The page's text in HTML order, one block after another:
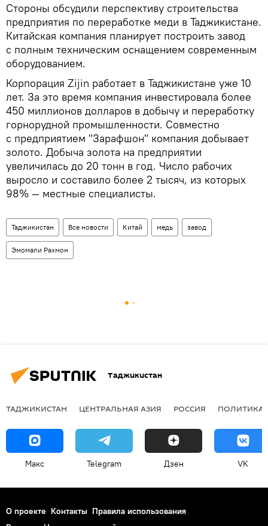
Стороны обсудили перспективу строительства
предприятия по переработке меди в Таджикистане.
Китайская компания планирует построить завод
с полным техническим оснащением современным
оборудованием.
Корпорация Zijin работает в Таджикистане уже 10
лет. За это время компания инвестировала более
450 миллионов долларов в добычу и переработку
горнорудной промышленности. Совместно
с предприятием "Зарафшон" компания добывает
золото. Добыча золота на предприятии
увеличилась до 20 тонн в год. Число рабочих
выросло и составило более 2 тысяч, из которых
98% — местные специалисты.
Таджикистан Все новости Китай медь завод
Эмомали Рахмон
Таджикистан
ТАДЖИКИСТАН ЦЕНТРАЛЬНАЯ АЗИЯ РОССИЯ ПОЛИТИКА
Макс Telegram Дзен VK
О проекте Контакты Правила использования